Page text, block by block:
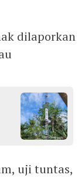
dilaporkan
uji tuntas,